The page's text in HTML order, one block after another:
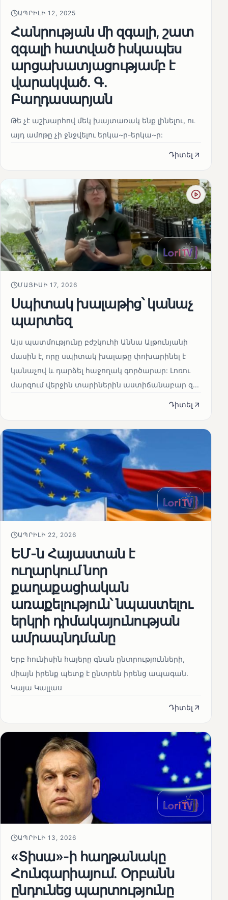
ԱՊՐԻԼԻ 12, 2025
Հանրության մի զգալի, շատ
զգալի հատված իսկապես
արցախատյացությամբ է
վարակված․ Գ․
Բաղդասարյան
Թե չէ աշխարհով մեկ խայտառակ ենք լինելու, ու
այդ ամոթը չի ջնջվելու երկա~ր-երկա~ր:
Դիտել
ՄԱՅԻՍԻ 17, 2026
Սպիտակ խալաթից՝ կանաչ
պարտեզ
Այս պատմությունը բժշկուհի Աննա Ալթունյանի
մասին է, որը սպիտակ խալաթը փոխարինել է
կանաչով և դարձել հաջողակ գործարար: Լոռու
մարզում վերջին տարիներին աստիճանաբար զ...
Դիտել
ԱՊՐԻԼԻ 22, 2026
ԵՄ-ն Հայաստան է
ուղարկում նոր
քաղաքացիական
առաքելություն՝ նպաստելու
երկրի դիմակայունության
ամրապնդմանը
Երբ հունիսին հայերը գնան ընտրությունների,
միայն իրենք պետք է ընտրեն իրենց ապագան.
Կայա Կալլաս
Դիտել
ԱՊՐԻԼԻ 13, 2026
«Տիսա»-ի հաղթանակը
Հունգարիայում․ Օրբանն
ընդունեց պարտությունը